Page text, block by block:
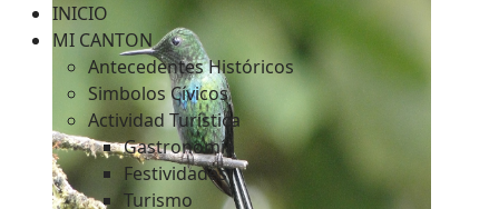
INICIO
MI CANTON
Antecedentes Históricos
Simbolos Cívicos
Actividad Turística
Gastronomía
Festividades
Turismo